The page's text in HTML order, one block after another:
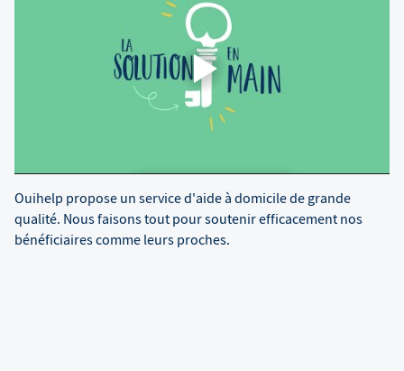
Ouihelp propose un service d'aide à domicile de grande
qualité. Nous faisons tout pour soutenir efficacement nos
bénéficiaires comme leurs proches.